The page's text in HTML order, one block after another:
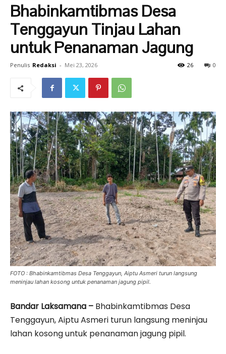
Bhabinkamtibmas Desa
Tenggayun Tinjau Lahan
untuk Penanaman Jagung
Penulis Redaksi - Mei 23, 2026 0
26
FOTO : Bhabinkamtibmas Desa Tenggayun, Aiptu Asmeri turun langsung
meninjau lahan kosong untuk penanaman jagung pipil.
Bandar Laksamana – Bhabinkamtibmas Desa
Tenggayun, Aiptu Asmeri turun langsung meninjau
lahan kosong untuk penanaman jagung pipil.